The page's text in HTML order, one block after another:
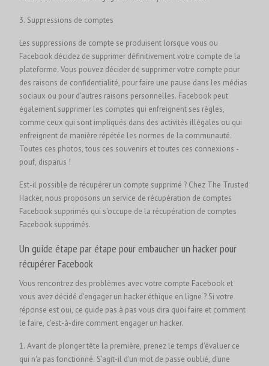
3. Suppressions de comptes
Les suppressions de compte se produisent lorsque vous ou
Facebook décidez de supprimer définitivement votre compte de la
plateforme. Vous pouvez décider de supprimer votre compte pour
des raisons de confidentialité, pour faire une pause dans les médias
sociaux ou pour d'autres raisons personnelles. Facebook peut
également supprimer les comptes qui enfreignent ses règles,
comme ceux qui sont impliqués dans des activités illégales ou qui
enfreignent de manière répétée les normes de la communauté.
Toutes ces photos, tous ces souvenirs et toutes ces connexions -
pouf, disparus !
Est-il possible de récupérer un compte supprimé ? Chez The Trusted
Hacker, nous proposons un service de récupération de comptes
Facebook supprimés qui s'occupe de la récupération de comptes
Facebook supprimés.
Un guide étape par étape pour embaucher un hacker pour
récupérer Facebook
Vous rencontrez des problèmes avec votre compte Facebook et
vous avez décidé d'engager un hacker éthique en ligne ? Si votre
réponse est oui, ce guide pas à pas vous dira quoi faire et comment
le faire, c'est-à-dire comment engager un hacker.
1. Avant de plonger tête la première, prenez le temps d'évaluer ce
qui n'a pas fonctionné. S'agit-il d'un mot de passe oublié, d'une